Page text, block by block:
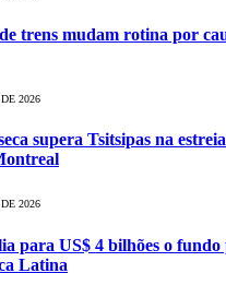
trens mudam rotina por
2026
supera Tsitsipas na
2026
para US$ 4 bilhões o fundo
Latina